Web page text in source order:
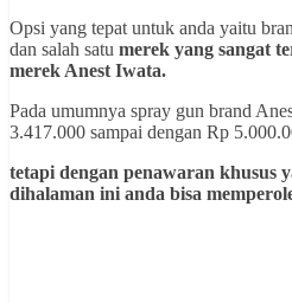
Opsi yang tepat untuk anda yaitu
dan salah satu merek yang sangat
merek Anest Iwata.
Pada umumnya spray gun brand
3.417.000 sampai dengan Rp
tetapi dengan penawaran khusus
dihalaman ini anda bisa